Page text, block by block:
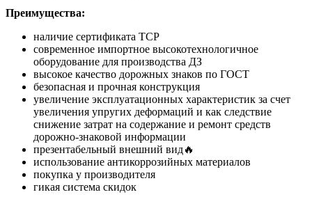
Преимущества:
наличие сертификата ТСР
современное импортное высокотехнологичное
оборудование для производства ДЗ
высокое качество дорожных знаков по ГОСТ
безопасная и прочная конструкция
увеличение эксплуатационных характеристик за счет
увеличения упругих деформаций и как следствие
снижение затрат на содержание и ремонт средств
дорожно-знаковой информации
презентабельный внешний вид🔥
использование антикоррозийных материалов
покупка у производителя
гикая система скидок